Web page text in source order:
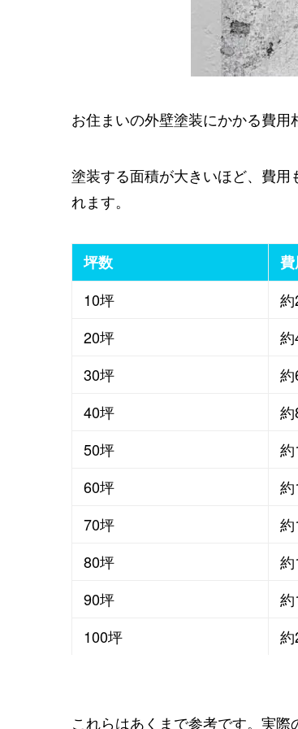
お住まいの外壁塗装にかかる費用
塗装する面積が大きいほど、費
れます。
坪数
10坪
20坪
30坪
40坪
50坪
60坪
70坪
80坪
90坪
100坪
これらはあくまで参考です。実